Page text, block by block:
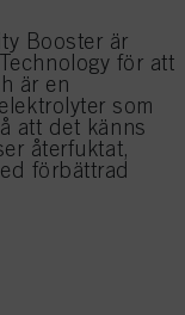
Booster är
för att
är en
som
att det känns
återfuktat,
förbättrad